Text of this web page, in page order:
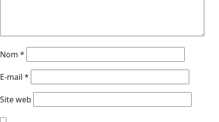
Nom *
E-mail *
Site web